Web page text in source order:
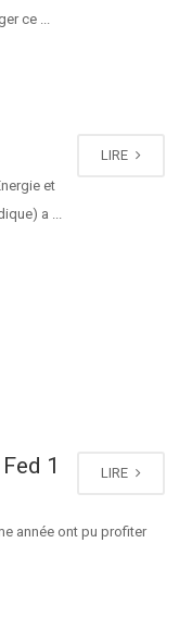
ce ...
LIRE
et
a ...
LIRE
1
année ont pu profiter